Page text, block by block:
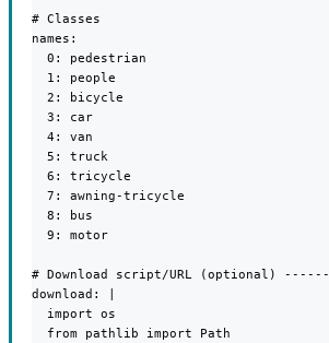
# Classes
names:
  0: pedestrian
  1: people
  2: bicycle
  3: car
  4: van
  5: truck
  6: tricycle
  7: awning-tricycle
  8: bus
  9: motor
# Download script/URL
download: |
  import os
  from pathlib import Path